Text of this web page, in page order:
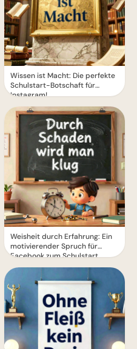
Wissen ist Macht: Die perfekte
Schulstart-Botschaft für
Instagram!
Weisheit durch Erfahrung: Ein
motivierender Spruch für
Facebook zum Schulstart.